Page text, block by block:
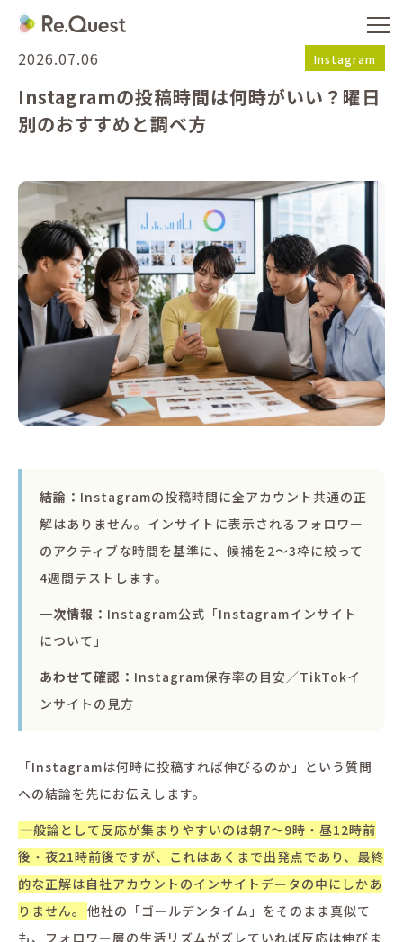
2026.07.06 Instagram
Instagramの投稿時間は何時がいい？曜日
別のおすすめと調べ方
結論： Instagramの投稿時間に全アカウント共通の正
解はありません。インサイトに表示されるフォロワー
のアクティブな時間を基準に、候補を2〜3枠に絞って
4週間テストします。
一次情報： Instagram公式「Instagramインサイト
について」
あわせて確認： Instagram保存率の目安／TikTokイ
ンサイトの見方
「Instagramは何時に投稿すれば伸びるのか」という質問
への結論を先にお伝えします。
一般論として反応が集まりやすいのは朝7〜9時・昼12時前
後・夜21時前後ですが、これはあくまで出発点であり、最終
的な正解は自社アカウントのインサイトデータの中にしかあ
りません。 他社の「ゴールデンタイム」をそのまま真似て
も、フォロワー層の生活リズムがズレていれば反応は伸びま